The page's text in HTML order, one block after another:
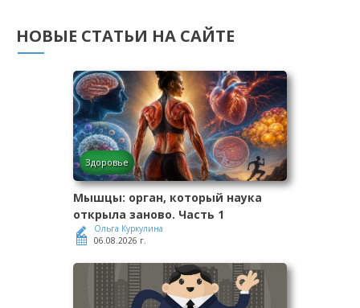
НОВЫЕ СТАТЬИ НА САЙТЕ
Здоровье
Мышцы: орган, который наука
открыла заново. Часть 1
Ольга Куркулина
06.08.2026 г.